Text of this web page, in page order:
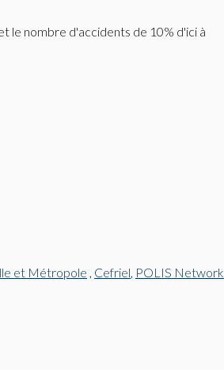
le nombre d'accidents de 10% d'ici à
et Métropole , Cefriel, POLIS Network